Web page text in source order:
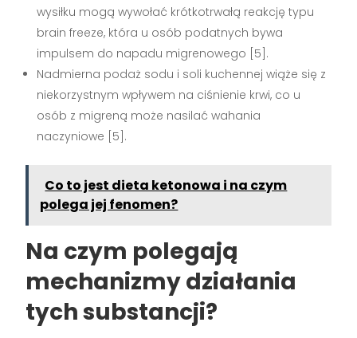
wysiłku mogą wywołać krótkotrwałą reakcję typu
brain freeze, która u osób podatnych bywa
impulsem do napadu migrenowego [5].
Nadmierna podaż sodu i soli kuchennej wiąże się z
niekorzystnym wpływem na ciśnienie krwi, co u
osób z migreną może nasilać wahania
naczyniowe [5].
Co to jest dieta ketonowa i na czym
polega jej fenomen?
Na czym polegają
mechanizmy działania
tych substancji?